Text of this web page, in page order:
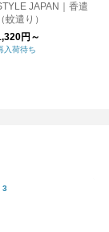
JAPAN｜香遣
（蚊遣り）
円～
入荷待ち